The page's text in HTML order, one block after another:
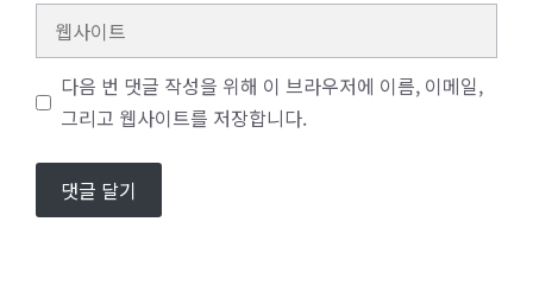
사
트
다음 번 댓글 작성을 위해 이 브라우저에 이름, 이메일,
그리고 웹사이트를 저장합니다.